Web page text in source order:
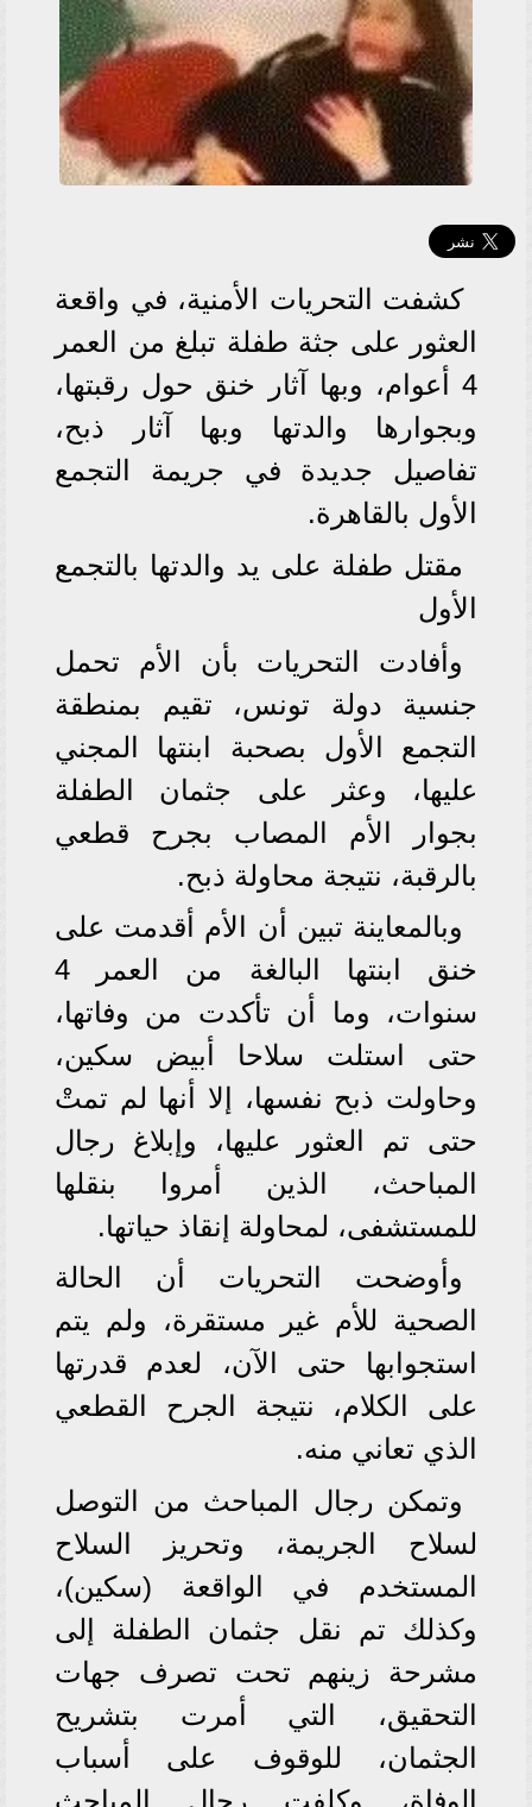
كشفت التحريات الأمنية، في واقعة
العثور على جثة طفلة تبلغ من العمر
4 أعوام، وبها آثار خنق حول رقبتها،
وبجوارها والدتها وبها آثار ذبح،
تفاصيل جديدة في جريمة التجمع
الأول بالقاهرة.
مقتل طفلة على يد والدتها بالتجمع
الأول
وأفادت التحريات بأن الأم تحمل
جنسية دولة تونس، تقيم بمنطقة
التجمع الأول بصحبة ابنتها المجني
عليها، وعثر على جثمان الطفلة
بجوار الأم المصاب بجرح قطعي
بالرقبة، نتيجة محاولة ذبح.
وبالمعاينة تبين أن الأم أقدمت على
خنق ابنتها البالغة من العمر 4
سنوات، وما أن تأكدت من وفاتها،
حتى استلت سلاحا أبيض سكين،
وحاولت ذبح نفسها، إلا أنها لم تمتْ
حتى تم العثور عليها، وإبلاغ رجال
المباحث، الذين أمروا بنقلها
للمستشفى، لمحاولة إنقاذ حياتها.
وأوضحت التحريات أن الحالة
الصحية للأم غير مستقرة، ولم يتم
استجوابها حتى الآن، لعدم قدرتها
على الكلام، نتيجة الجرح القطعي
الذي تعاني منه.
وتمكن رجال المباحث من التوصل
لسلاح الجريمة، وتحريز السلاح
المستخدم في الواقعة (سكين)،
وكذلك تم نقل جثمان الطفلة إلى
مشرحة زينهم تحت تصرف جهات
التحقيق، التي أمرت بتشريح
الجثمان، للوقوف على أسباب
الوفاة، وكلفت رجال المباحث